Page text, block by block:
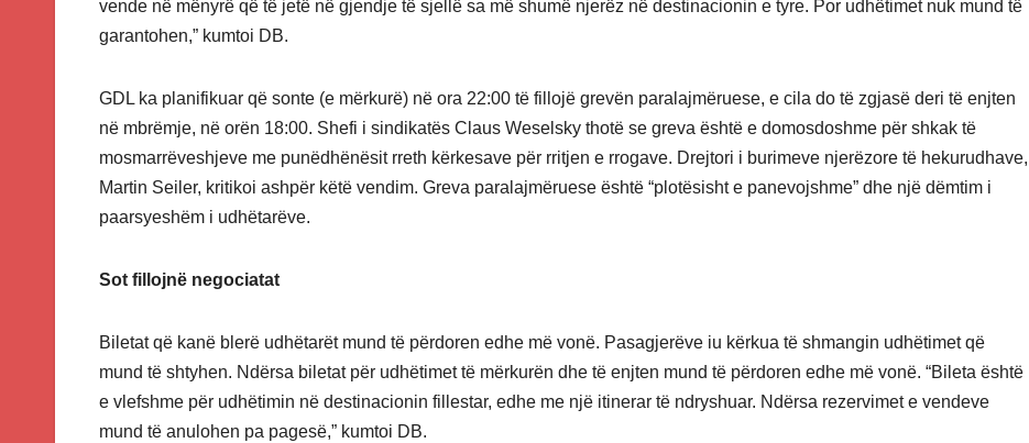
vende në mënyrë që të jetë në gjendje të sjellë sa më shumë njerëz në destinacionin e tyre. Por udhëtimet nuk mund të
garantohen,” kumtoi DB.
GDL ka planifikuar që sonte (e mërkurë) në ora 22:00 të fillojë grevën paralajmëruese, e cila do të zgjasë deri të enjten
në mbrëmje, në orën 18:00. Shefi i sindikatës Claus Weselsky thotë se greva është e domosdoshme për shkak të
mosmarrëveshjeve me punëdhënësit rreth kërkesave për rritjen e rrogave. Drejtori i burimeve njerëzore të hekurudhave,
Martin Seiler, kritikoi ashpër këtë vendim. Greva paralajmëruese është “plotësisht e panevojshme” dhe një dëmtim i
paarsyeshëm i udhëtarëve.
Sot fillojnë negociatat
Biletat që kanë blerë udhëtarët mund të përdoren edhe më vonë. Pasagjerëve iu kërkua të shmangin udhëtimet që
mund të shtyhen. Ndërsa biletat për udhëtimet të mërkurën dhe të enjten mund të përdoren edhe më vonë. “Bileta është
e vlefshme për udhëtimin në destinacionin fillestar, edhe me një itinerar të ndryshuar. Ndërsa rezervimet e vendeve
mund të anulohen pa pagesë,” kumtoi DB.